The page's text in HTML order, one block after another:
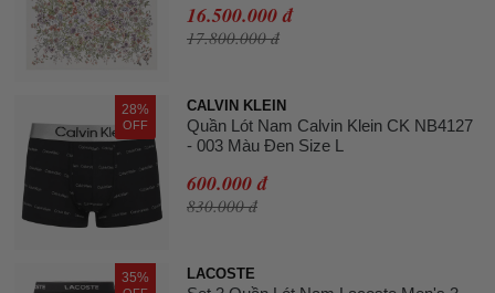
16.500.000 đ
17.800.000 đ
28%
OFF
CALVIN KLEIN
Quần Lót Nam Calvin Klein CK NB4127
- 003 Màu Đen Size L
600.000 đ
830.000 đ
35% LACOSTE